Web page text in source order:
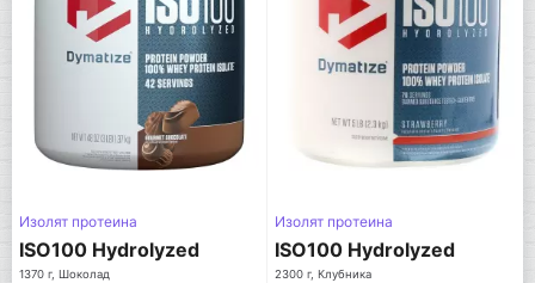
Изолят протеина
ISO100 Hydrolyzed
1370 г, Шоколад
Изолят протеина
ISO100 Hydrolyzed
2300 г, Клубника